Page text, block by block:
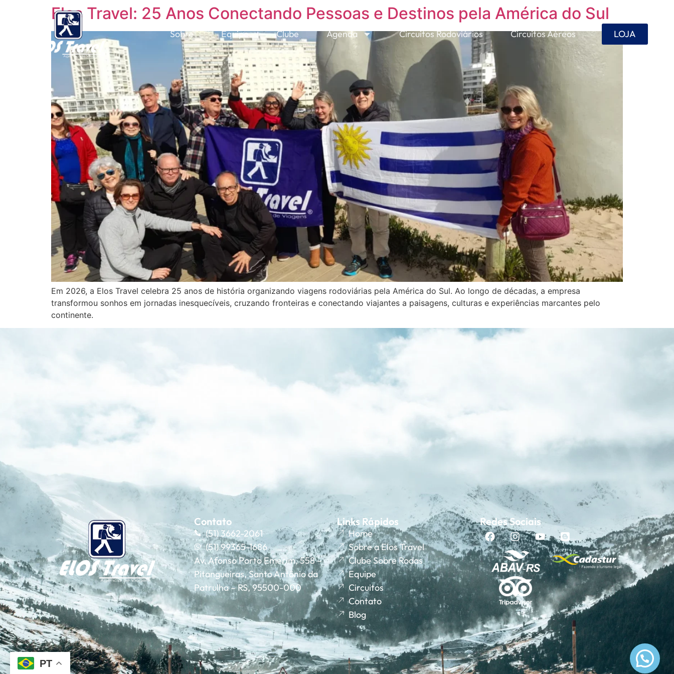
Sobre Equipe Clube Agenda Circuitos Rodoviários Circuitos Aéreos LOJA
Elos Travel: 25 Anos Conectando Pessoas e Destinos pela América do Sul
Em 2026, a Elos Travel celebra 25 anos de história organizando viagens rodoviárias pela América do Sul. Ao longo de décadas, a empresa
transformou sonhos em jornadas inesquecíveis, cruzando fronteiras e conectando viajantes a paisagens, culturas e experiências marcantes pelo
continente.
Contato
(51) 3662-2061
(51) 99365-1686
Av. Afonso Porto Emerim, 558 –
Pitangueiras, Santo Antônio da
Patrulha – RS, 95500-000
Links Rápidos
Home
Sobre a Elos Travel
Clube Sobre Rodas
Equipe
Circuitos
Contato
Blog
Redes Sociais
PT